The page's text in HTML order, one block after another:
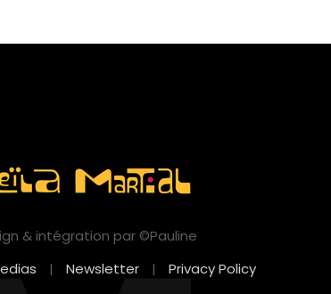
& intégration par ©Pauline
| Newsletter | Privacy Policy